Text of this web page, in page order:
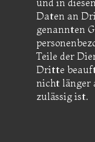
und in
Daten an
genannten
Teile der
Dritte
nicht länger
zulässig ist.